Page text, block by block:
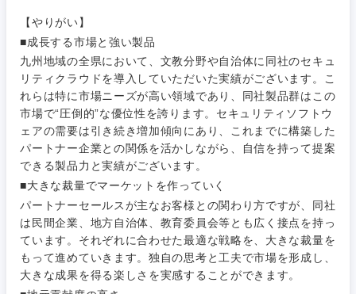
【やりがい】
■成長する市場と強い製品
九州地域の全県において、文教分野や自治体に同社のセキュ
リティクラウドを導入していただいた実績がございます。こ
れらは特に市場ニーズが高い領域であり、同社製品群はこの
市場で“圧倒的”な優位性を誇ります。セキュリティソフトウ
ェアの需要は引き続き増加傾向にあり、これまでに構築した
パートナー企業との関係を活かしながら、自信を持って提案
できる製品力と実績がございます。
■大きな裁量でマーケットを作っていく
パートナーセールスが主なお客様との関わり方ですが、同社
は民間企業、地方自治体、教育委員会等とも広く接点を持っ
ています。それぞれに合わせた最適な戦略を、大きな裁量を
もって進めていきます。独自の思考と工夫で市場を形成し、
大きな成果を得る楽しさを実感することができます。
新潟県
石川県 福井県
山梨県 長野県